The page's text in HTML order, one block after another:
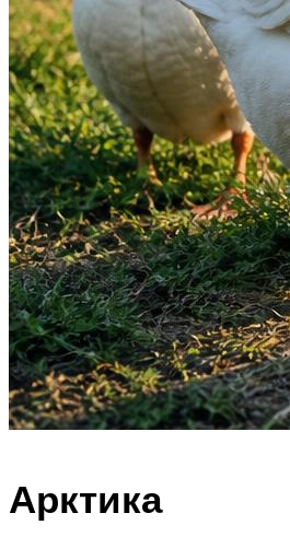
Арктика